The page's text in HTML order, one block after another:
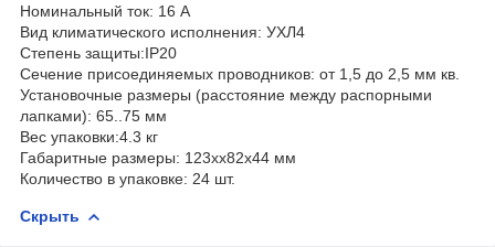
Номинальный ток: 16 А
Вид климатического исполнения: УХЛ4
Степень защиты:IP20
Сечение присоединяемых проводников: от 1,5 до 2,5 мм кв.
Установочные размеры (расстояние между распорными
лапками): 65..75 мм
Вес упаковки:4.3 кг
Габаритные размеры: 123хх82х44 мм
Количество в упаковке: 24 шт.
Скрыть